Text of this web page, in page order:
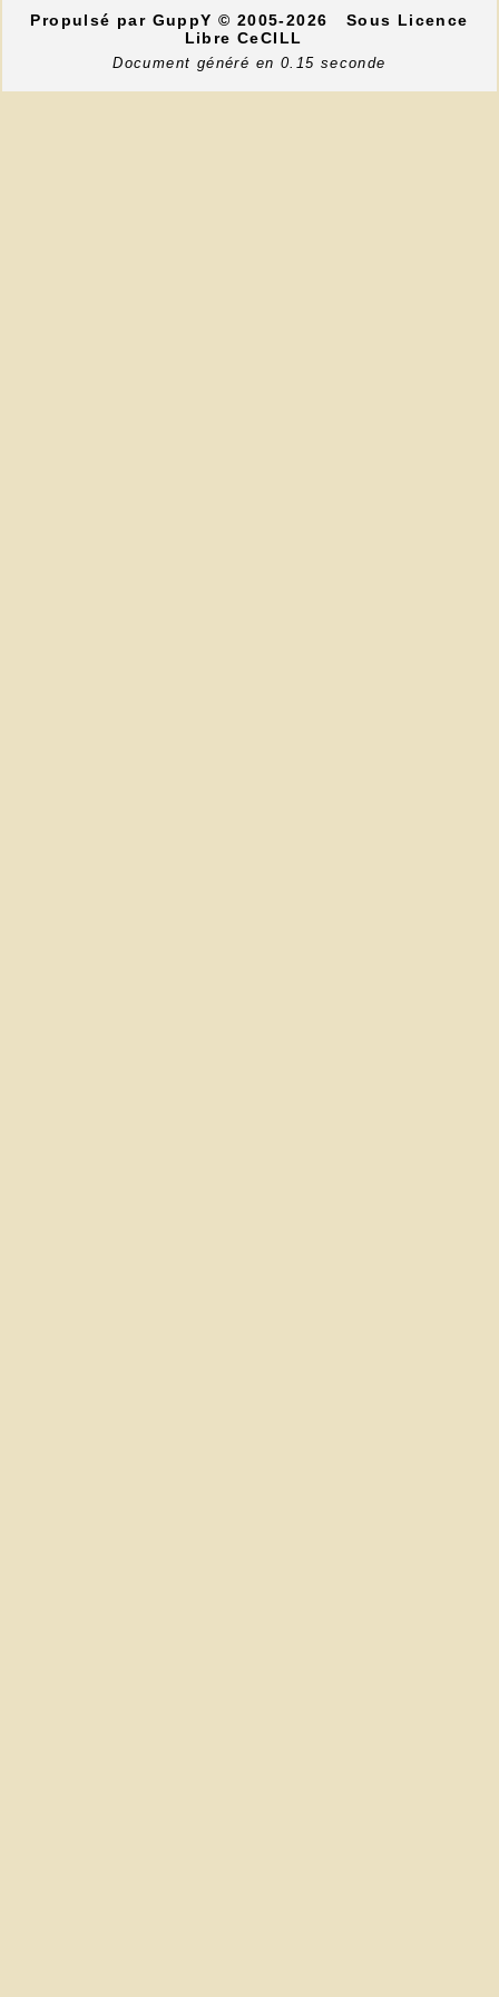
Propulsé par GuppY© 2005-2026
Sous Licence
Libre CeCILL
Document généré en 0.15 seconde